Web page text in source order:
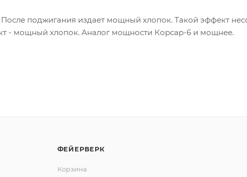
поджигания издает мощный хлопок. Такой эффект
- мощный хлопок. Аналог мощности Корсар-6 и мощнее.
ФЕЙЕРВЕРК
Корзина